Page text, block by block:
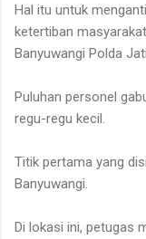
Hal itu untuk
ketertiban
Banyuwangi Polda
Puluhan personel
regu-regu kecil.
Titik pertama yang
Banyuwangi.
Di lokasi ini, petugas